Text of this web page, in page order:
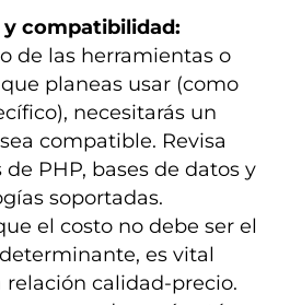
y compatibilidad:
de las herramientas o
planeas usar (como
necesitarás un
compatible. Revisa
de PHP, bases de datos y
soportadas.
el costo no debe ser el
es vital
relación calidad-precio.